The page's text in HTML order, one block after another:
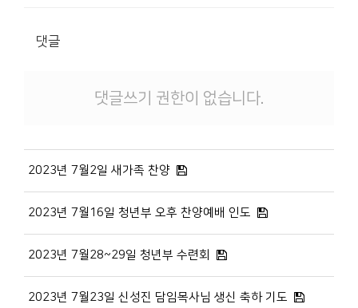
댓글
댓글쓰기 권한이 없습니다.
2023년 7월2일 새가족 찬양
2023년 7월16일 청년부 오후 찬양예배 인도
2023년 7월28~29일 청년부 수련회
2023년 7월23일 신성진 담임목사님 생신 축하 기도